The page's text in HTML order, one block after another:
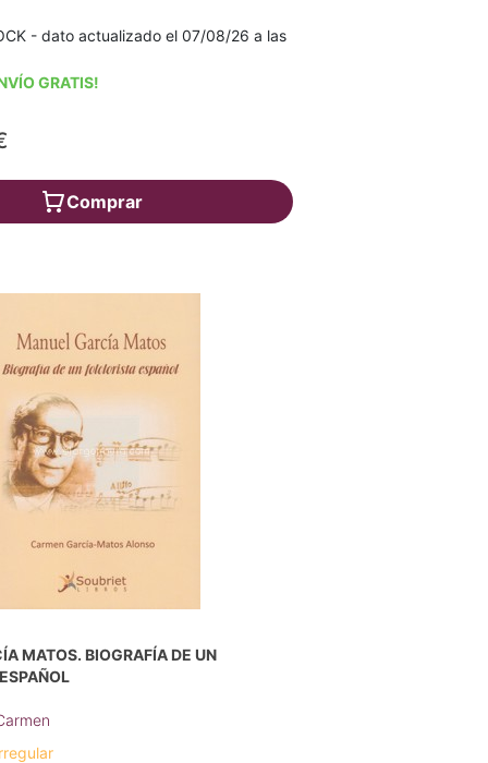
- dato actualizado el 07/08/26 a las
GRATIS!
Comprar
MATOS. BIOGRAFÍA DE UN